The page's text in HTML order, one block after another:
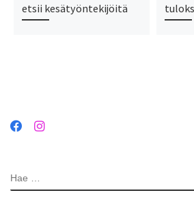
etsii kesätyöntekijöitä
HAE